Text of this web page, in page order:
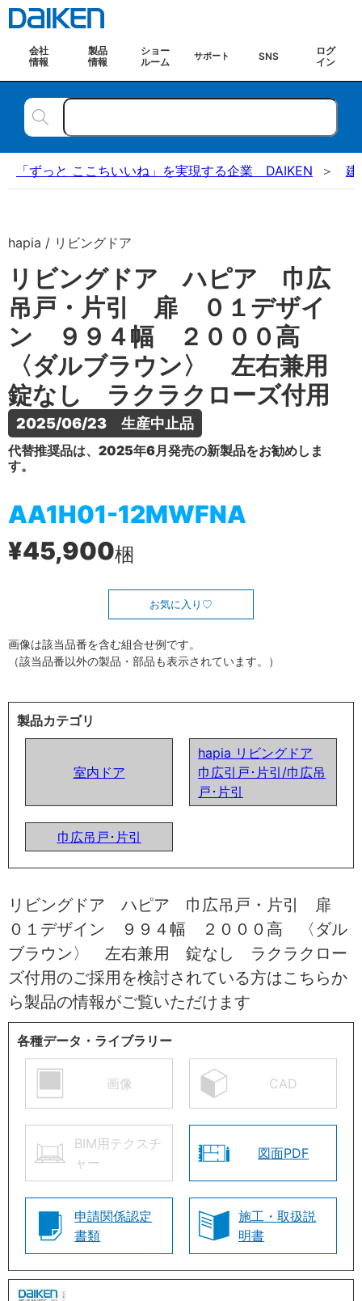
会社
情報
製品
情報
ショー
ルーム
サポート SNS
ログ
イン
「ずっと ここちいいね」を実現する企業 DAIKEN 建
hapia / リビングドア
リビングドア ハピア 巾広
吊戸・片引 扉 ０１デザイ
ン ９９４幅 ２０００高
〈ダルブラウン〉 左右兼用
錠なし ラクラクローズ付用
2025/06/23　生産中止品
代替推奨品は、2025年6月発売の新製品をお勧めしま
す。
AA1H01-12MWFNA
¥45,900梱
お気に入り
画像は該当品番を含む組合せ例です。
（該当品番以外の製品・部品も表示されています。）
製品カテゴリ
室内ドア
hapia リビングドア
巾広引戸･片引/巾広吊
戸･片引
巾広吊戸･片引
リビングドア ハピア 巾広吊戸・片引 扉
０１デザイン ９９４幅 ２０００高 〈ダル
ブラウン〉 左右兼用 錠なし ラクラクロー
ズ付用のご採用を検討されている方はこちらか
ら製品の情報がご覧いただけます
各種データ・ライブラリー
画像 CAD
BIM用テクスチ
ャー
図面PDF
申請関係認定
書類
施工・取扱説
明書